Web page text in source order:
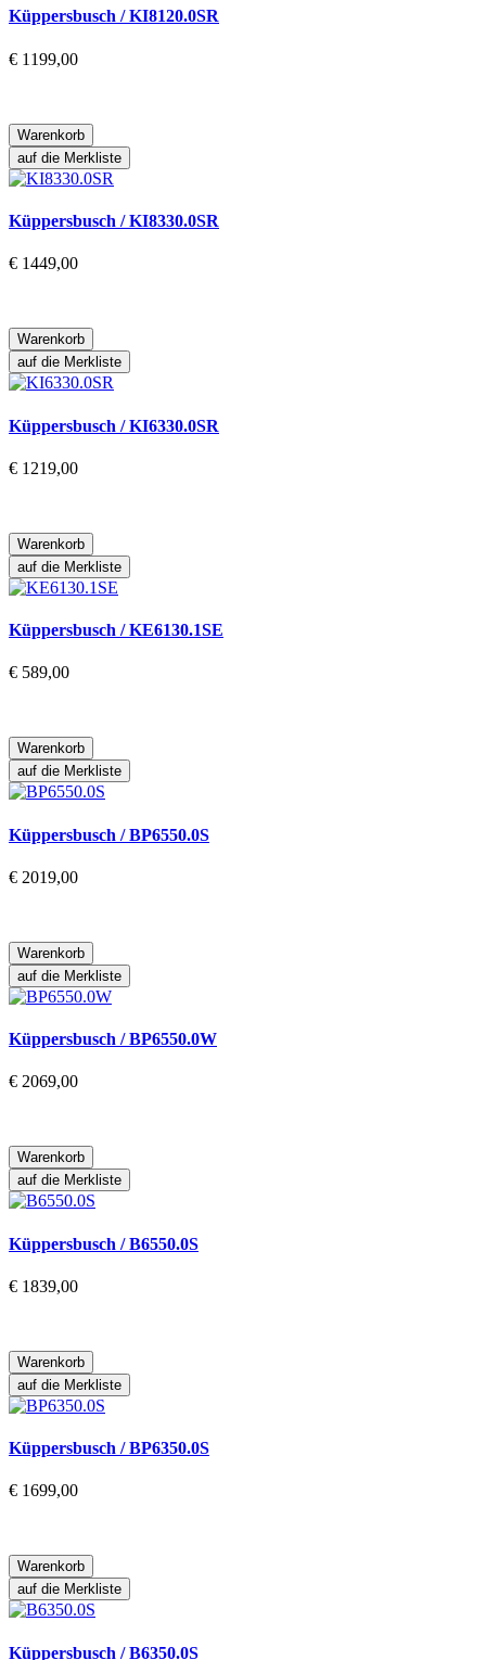
Küppersbusch / KI8120.0SR
€ 1199,00
Warenkorb
auf die Merkliste
Küppersbusch / KI8330.0SR
€ 1449,00
Warenkorb
auf die Merkliste
Küppersbusch / KI6330.0SR
€ 1219,00
Warenkorb
auf die Merkliste
Küppersbusch / KE6130.1SE
€ 589,00
Warenkorb
auf die Merkliste
Küppersbusch / BP6550.0S
€ 2019,00
Warenkorb
auf die Merkliste
Küppersbusch / BP6550.0W
€ 2069,00
Warenkorb
auf die Merkliste
Küppersbusch / B6550.0S
€ 1839,00
Warenkorb
auf die Merkliste
Küppersbusch / BP6350.0S
€ 1699,00
Warenkorb
auf die Merkliste
Küppersbusch / B6350.0S